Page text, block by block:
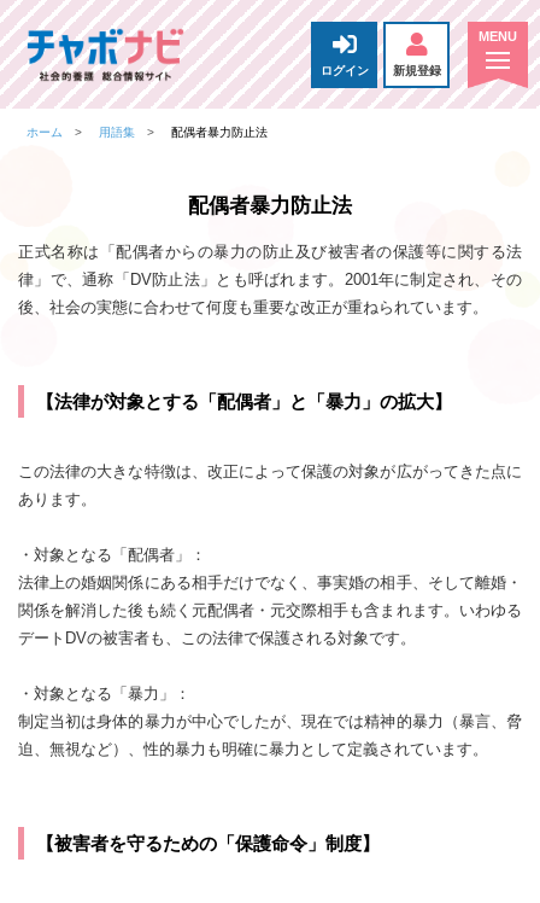
ログイン 新規登録
ホーム 用語集 配偶者暴力防止法
配偶者暴力防止法
正式名称は「配偶者からの暴力の防止及び被害者の保護等に関する法
律」で、通称「DV防止法」とも呼ばれます。2001年に制定され、その
後、社会の実態に合わせて何度も重要な改正が重ねられています。
【法律が対象とする「配偶者」と「暴力」の拡大】
この法律の大きな特徴は、改正によって保護の対象が広がってきた点に
あります。
・対象となる「配偶者」：
法律上の婚姻関係にある相手だけでなく、事実婚の相手、そして離婚・
関係を解消した後も続く元配偶者・元交際相手も含まれます。いわゆる
デートDVの被害者も、この法律で保護される対象です。
・対象となる「暴力」：
制定当初は身体的暴力が中心でしたが、現在では精神的暴力（暴言、脅
迫、無視など）、性的暴力も明確に暴力として定義されています。
【被害者を守るための「保護命令」制度】